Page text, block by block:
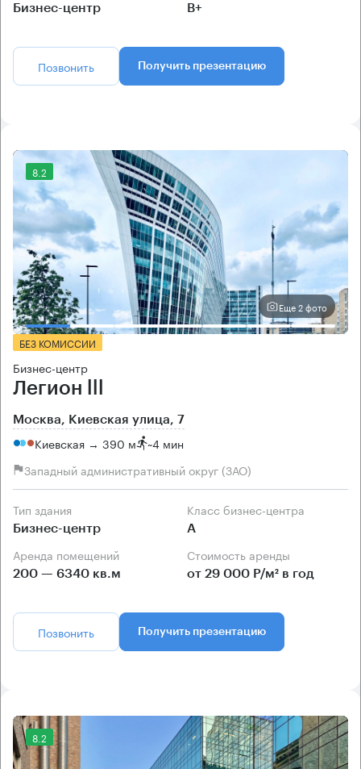
Бизнес-центр B+
Позвонить Получить презентацию
8.2
Еще 2 фото
БЕЗ КОМИССИИ
Бизнес-центр
Легион lll
Москва, Киевская улица, 7
Киевская → 390 м ~4 мин
Западный административный округ (ЗАО)
Тип здания
Бизнес-центр
Класс бизнес-центра
А
Аренда помещений
200 — 6340 кв.м
Стоимость аренды
от 29 000 Р/м² в год
Позвонить Получить презентацию
8.2